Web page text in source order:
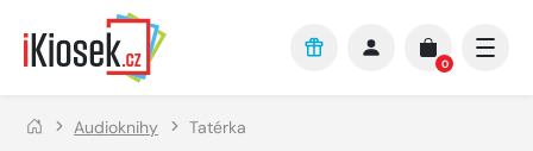
Přejít na hlavní obsah
0
Audioknihy Tatérka